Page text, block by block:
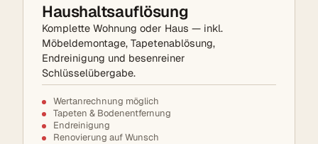
Haushaltsauflösung
Komplette Wohnung oder Haus — inkl.
Möbeldemontage, Tapetenablösung,
Endreinigung und besenreiner
Schlüsselübergabe.
Wertanrechnung möglich
Tapeten & Bodenentfernung
Endreinigung
Renovierung auf Wunsch